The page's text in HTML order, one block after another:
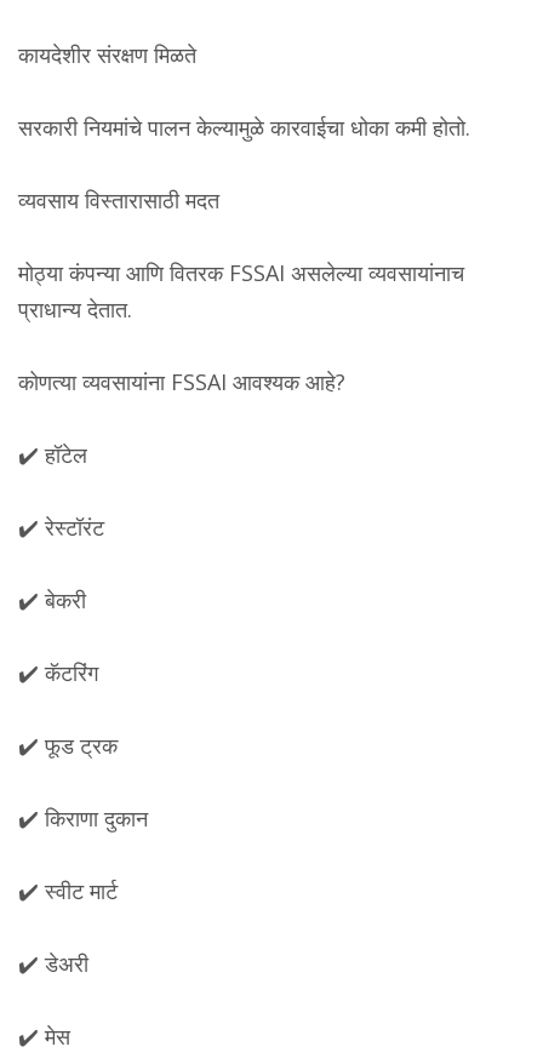
कायदेशीर संरक्षण मिळते
सरकारी नियमांचे पालन केल्यामुळे कारवाईचा धोका कमी होतो.
व्यवसाय विस्तारासाठी मदत
मोठ्या कंपन्या आणि वितरक FSSAI असलेल्या व्यवसायांनाच
प्राधान्य देतात.
कोणत्या व्यवसायांना FSSAI आवश्यक आहे?
✔️ हॉटेल
✔️ रेस्टॉरंट
✔️ बेकरी
✔️ कॅटरिंग
✔️ फूड ट्रक
✔️ किराणा दुकान
✔️ स्वीट मार्ट
✔️ डेअरी
✔️ मेस